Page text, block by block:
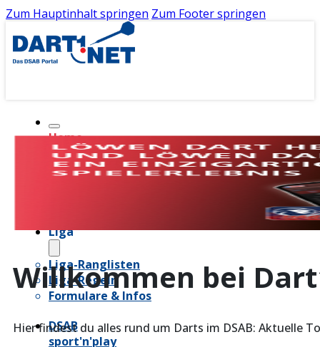
Zum Hauptinhalt springen Zum Footer springen
Home
Tour
Liga
Liga-Ranglisten
Liga-Regeln
Formulare & Infos
DSAB
sport'n'play
Willkommen bei
Hier findest du alles rund um Darts im DSAB: Aktuelle